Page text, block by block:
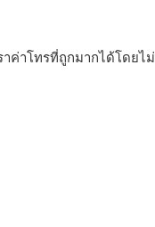
ค่าโทรที่ถูกมากได้โดยไม่